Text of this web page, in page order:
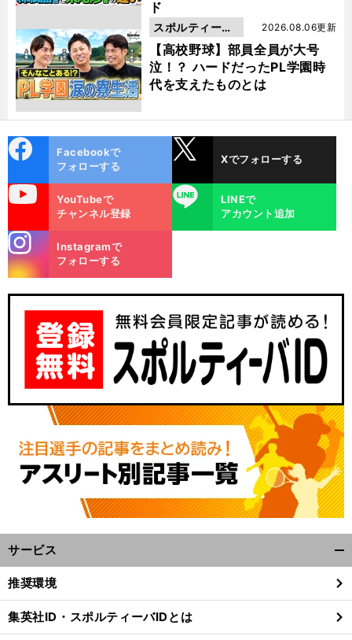
ド
【高校野球】部員全員が大号
泣！？ ハードだったPL学園時
代を支えたものとは
2026.08.06更新
スポルティーバ
動画
ok
Facebookで
フォローする
Xでフォローする
YouTubeで
チャンネル登録
LINE
LINEで
アカウント追加
m
Instagramで
フォローする
サービス
閉
る
推奨環境
集英社ID・スポルティーバIDとは